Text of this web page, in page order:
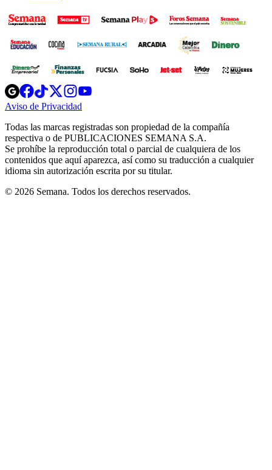
Opens
in
new
Opens
in
new
Opens
in
new
window
Opens
new
windowwindow
Aviso de Privacidad
new
window
Todas las marcas registradas son propiedad de la compañía
respectiva o de PUBLICACIONES SEMANA S.A.
Se prohíbe la reproducción total o parcial de cualquiera de los
contenidos que aquí aparezca, así como su traducción a cualquier
idioma sin autorización escrita por su titular.
© 2026 Semana. Todos los derechos reservados.